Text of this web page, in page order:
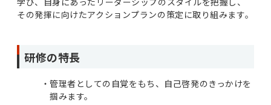
その発揮に向けたアクションプランの策定に取り組みます。
研修の特長
管理者としての自覚をもち、自己啓発のきっかけを
掴みます。